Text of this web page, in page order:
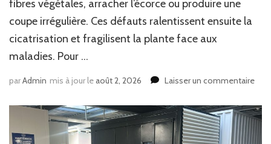
fibres végétales, arracher l’écorce ou produire une
coupe irrégulière. Ces défauts ralentissent ensuite la
cicatrisation et fragilisent la plante face aux
maladies. Pour …
parAdmin mis à jour leaoût 2, 2026 Laisser un commentairesur
à